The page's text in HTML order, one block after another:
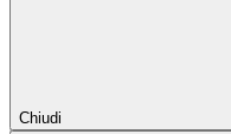
Chiudi